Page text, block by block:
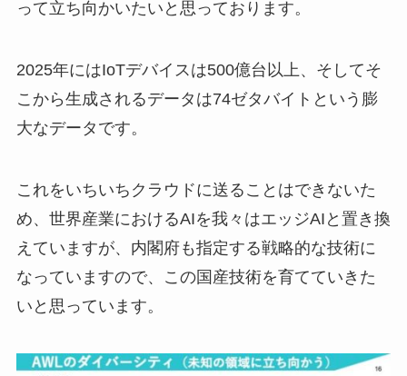
って立ち向かいたいと思っております。
2025年にはIoTデバイスは500億台以上、そしてそ
こから生成されるデータは74ゼタバイトという膨
大なデータです。
これをいちいちクラウドに送ることはできないた
め、世界産業におけるAIを我々はエッジAIと置き換
えていますが、内閣府も指定する戦略的な技術に
なっていますので、この国産技術を育てていきた
いと思っています。